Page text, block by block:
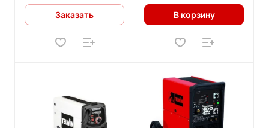
Заказать В корзину